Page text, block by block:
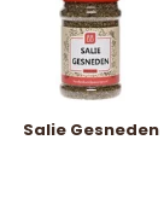
Salie Gesneden